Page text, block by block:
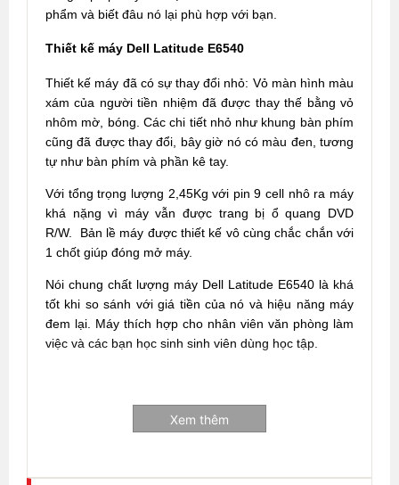
phẩm và biết đâu nó lại phù hợp với bạn.
Thiết kế máy Dell Latitude E6540
Thiết kế máy đã có sự thay đổi nhỏ: Vỏ màn hình màu
xám của người tiền nhiệm đã được thay thế bằng vỏ
nhôm mờ, bóng. Các chi tiết nhỏ như khung bàn phím
cũng đã được thay đổi, bây giờ nó có màu đen, tương
tự như bàn phím và phần kê tay.
Với tổng trọng lượng 2,45Kg với pin 9 cell nhô ra máy
khá nặng vì máy vẫn được trang bị ổ quang DVD
R/W. Bản lề máy được thiết kế vô cùng chắc chắn với
1 chốt giúp đóng mở máy.
Nói chung chất lượng máy Dell Latitude E6540 là khá
tốt khi so sánh với giá tiền của nó và hiệu năng máy
đem lại. Máy thích hợp cho nhân viên văn phòng làm
việc và các bạn học sinh sinh viên dùng học tập.
Xem thêm